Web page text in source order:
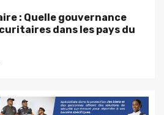
: Quelle gouvernance
dans les pays du